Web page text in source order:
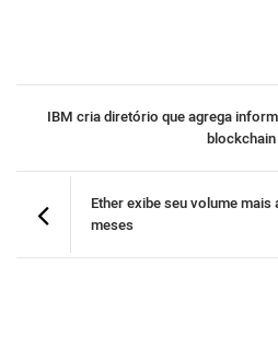
IBM cria diretório que agrega
Ether exibe seu volume
meses